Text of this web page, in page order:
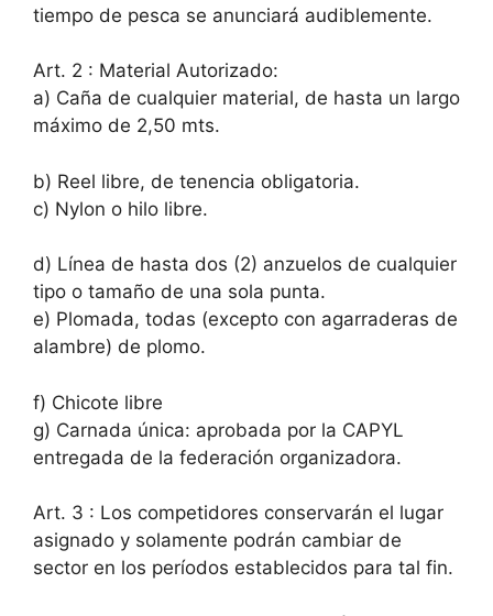
tiempo de pesca se anunciará audiblemente.
Art. 2 : Material Autorizado:
a) Caña de cualquier material, de hasta un largo
máximo de 2,50 mts.
b) Reel libre, de tenencia obligatoria.
c) Nylon o hilo libre.
d) Línea de hasta dos (2) anzuelos de cualquier
tipo o tamaño de una sola punta.
e) Plomada, todas (excepto con agarraderas de
alambre) de plomo.
f) Chicote libre
g) Carnada única: aprobada por la CAPYL
entregada de la federación organizadora.
Art. 3 : Los competidores conservarán el lugar
asignado y solamente podrán cambiar de
sector en los períodos establecidos para tal fin.